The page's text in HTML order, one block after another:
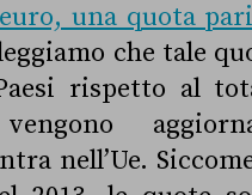
una quota
che tale
rispetto al
nell’Ue.